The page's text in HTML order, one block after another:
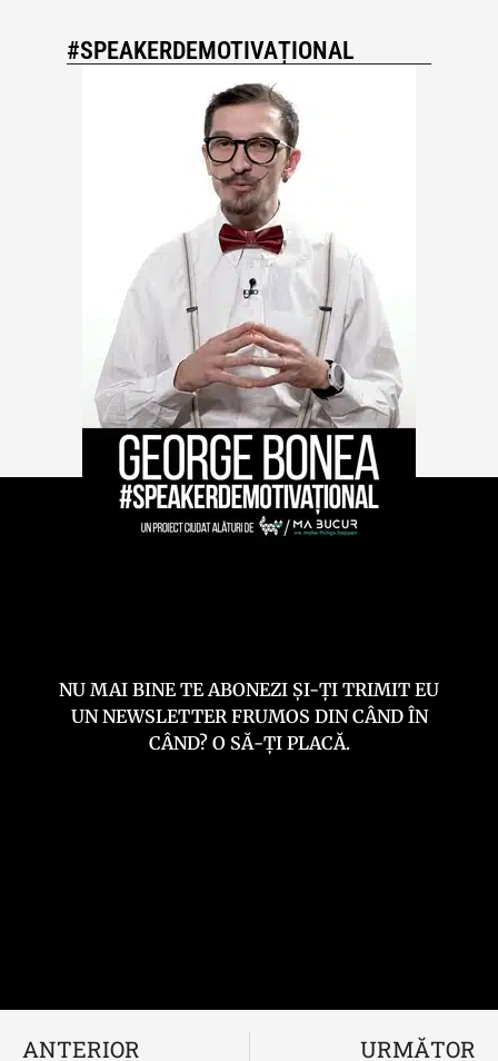
#SPEAKERDEMOTIVAȚIONAL
NU MAI BINE TE ABONEZI ȘI-ȚI TRIMIT EU
UN NEWSLETTER FRUMOS DIN CÂND ÎN
CÂND? O SĂ-ȚI PLACĂ.
ANTERIOR URMĂTOR